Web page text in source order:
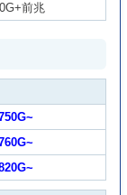
前兆